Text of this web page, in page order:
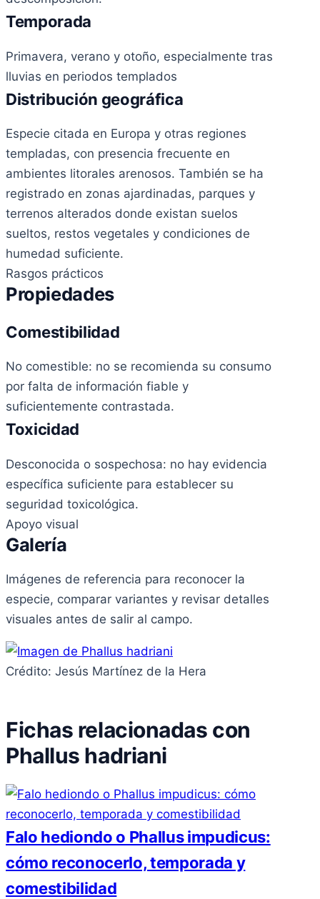
Temporada
Primavera, verano y otoño, especialmente tras
lluvias en periodos templados
Distribución geográfica
Especie citada en Europa y otras regiones
templadas, con presencia frecuente en
ambientes litorales arenosos. También se ha
registrado en zonas ajardinadas, parques y
terrenos alterados donde existan suelos
sueltos, restos vegetales y condiciones de
humedad suficiente.
Rasgos prácticos
Propiedades
Comestibilidad
No comestible: no se recomienda su consumo
por falta de información fiable y
suficientemente contrastada.
Toxicidad
Desconocida o sospechosa: no hay evidencia
específica suficiente para establecer su
seguridad toxicológica.
Apoyo visual
Galería
Imágenes de referencia para reconocer la
especie, comparar variantes y revisar detalles
visuales antes de salir al campo.
Crédito: Jesús Martínez de la Hera
Fichas relacionadas con
Phallus hadriani
Falo hediondo o Phallus impudicus:
cómo reconocerlo, temporada y
comestibilidad